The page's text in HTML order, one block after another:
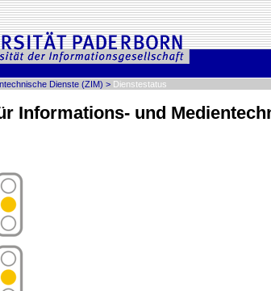
Dienste (ZIM) > Dienstestatus
Informations- und